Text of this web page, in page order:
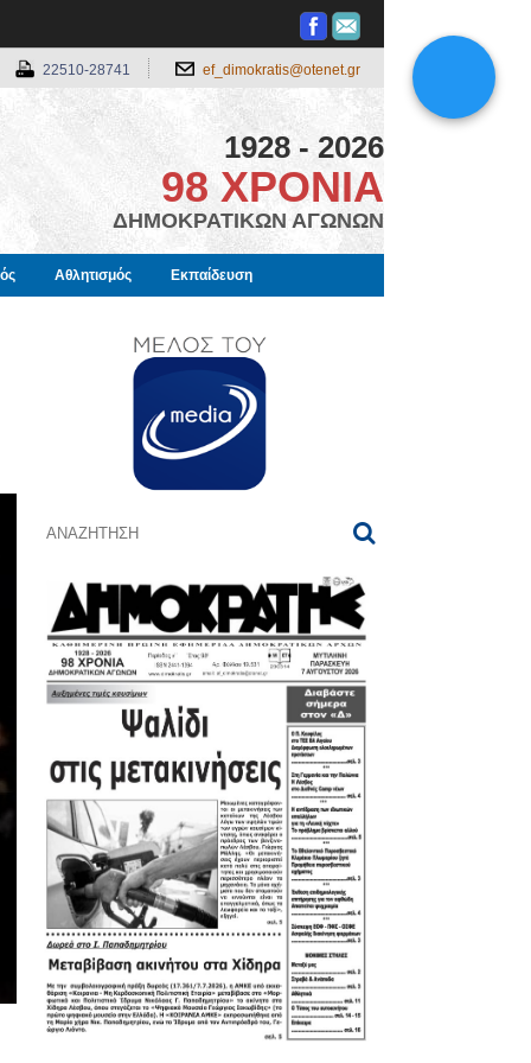
22510-28741 ef_dimokratis@otenet.gr
1928 - 2026
98 ΧΡΟΝΙΑ
ΔΗΜΟΚΡΑΤΙΚΩΝ ΑΓΩΝΩΝ
Αθλητισμός Εκπαίδευση